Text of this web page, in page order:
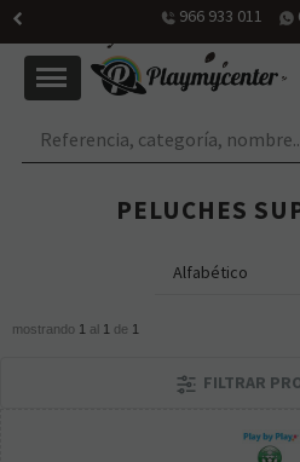
966 933 011
PELUCHES
mostrando 1 al 1 de 1
FILTRAR